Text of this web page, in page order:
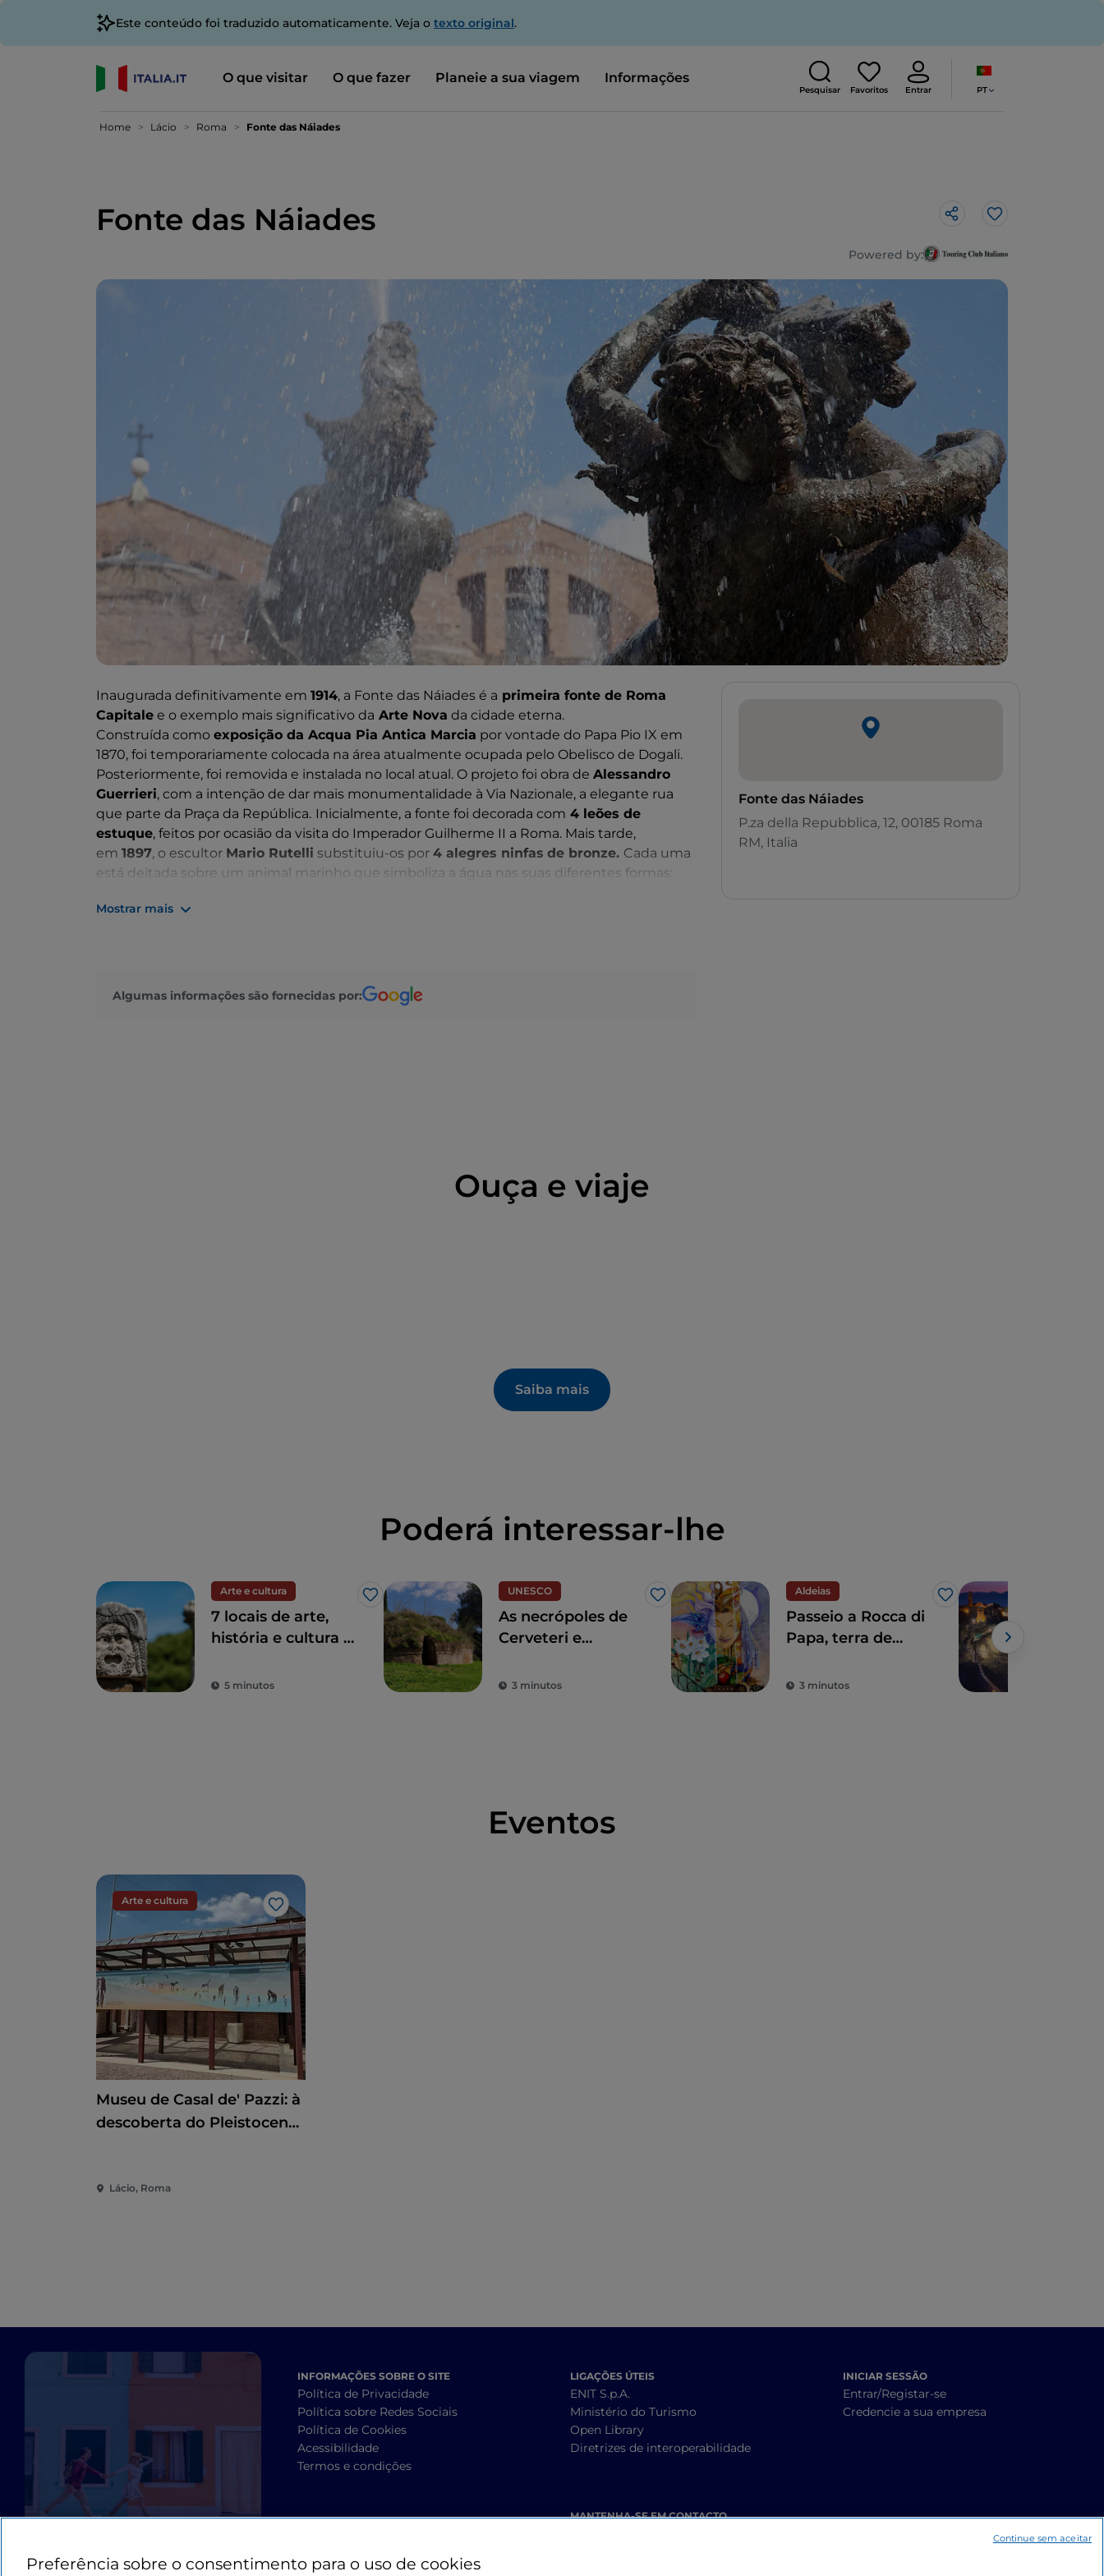
Este conteúdo foi traduzido automaticamente. Veja o texto original.
O que visitar O que fazer Planeie a sua viagem Informações
Pesquisar Favoritos Entrar PT
Home Lácio Roma Fonte das Náiades
Fonte das Náiades Gosto
Powered by:
Inaugurada definitivamente em 1914, a Fonte das Náiades é a primeira fonte de Roma
Capitale e o exemplo mais significativo da Arte Nova da cidade eterna.
Construída como exposição da Acqua Pia Antica Marcia por vontade do Papa Pio IX em
1870, foi temporariamente colocada na área atualmente ocupada pelo Obelisco de Dogali.
Posteriormente, foi removida e instalada no local atual. O projeto foi obra de Alessandro
Guerrieri, com a intenção de dar mais monumentalidade à Via Nazionale, a elegante rua
que parte da Praça da República. Inicialmente, a fonte foi decorada com 4 leões de
estuque, feitos por ocasião da visita do Imperador Guilherme II a Roma. Mais tarde,
em 1897, o escultor Mario Rutelli substituiu-os por 4 alegres ninfas de bronze. Cada uma
está deitada sobre um animal marinho que simboliza a água nas suas diferentes formas:
água, a Ninfa dos Lagos
Mostrar mais
Algumas informações são fornecidas por:
Fonte das Náiades
P.za della Repubblica, 12, 00185 Roma
RM, Italia
Ouça e viaje
Saiba mais
Poderá interessar-lhe
Arte e cultura
Gosto
7 locais de arte,
história e cultura a
5 minutos
UNESCO
Gosto
As necrópoles de
Cerveteri e
viagem no tempo
3 minutos
Aldeias
Gosto
Passeio a Rocca di
Papa, terra de
lendas
3 minutos
Eventos
Arte e cultura
Gosto
Museu de Casal de' Pazzi: à
descoberta do Pleistoceno
Lácio, Roma
INFORMAÇÕES SOBRE O SITE
Política de Privacidade
Política sobre Redes Sociais
Política de Cookies
Acessibilidade
Termos e condições
LIGAÇÕES ÚTEIS
ENIT S.p.A.
Ministério do Turismo
Open Library
Diretrizes de interoperabilidade
MANTENHA-SE EM CONTACTO
INICIAR SESSÃO
Entrar/Registar-se
Credencie a sua empresa
Preferência sobre o consentimento para o uso de cookies
Continue sem aceitar